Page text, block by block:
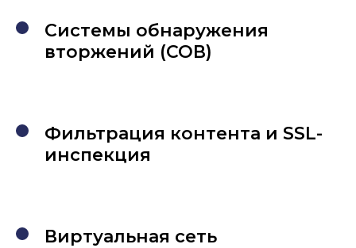
Системы обнаружения
вторжений (СОВ)
Фильтрация контента и SSL-
инспекция
Виртуальная сеть